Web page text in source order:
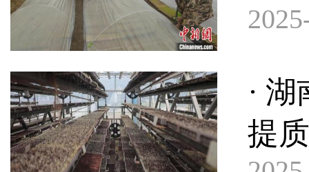
·
提